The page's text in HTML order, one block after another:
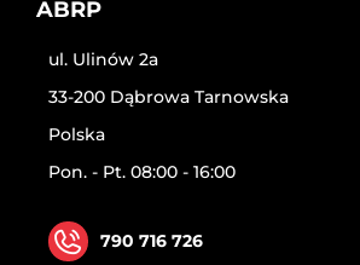
ABRP
ul. Ulinów 2a
33-200 Dąbrowa Tarnowska
Polska
Pon. - Pt. 08:00 - 16:00
790 716 726